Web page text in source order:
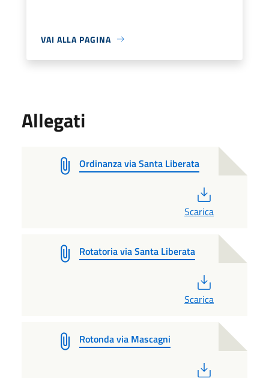
VAI ALLA PAGINA
Allegati
Ordinanza via Santa Liberata
Scarica
Rotatoria via Santa Liberata
Scarica
Rotonda via Mascagni